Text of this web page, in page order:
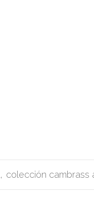
, colección cambrass